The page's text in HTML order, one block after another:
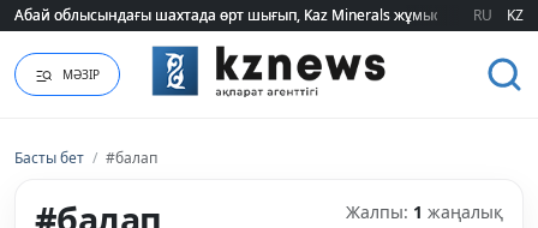
Абай облысындағы шахтада өрт шығып, Kaz Minerals жұмысшылары
Абай облысындағы шахтада өрт шығып, Kaz Minerals жұмысшылары
RU KZ
МӘЗІР
Басты бет / #балап
Жалпы: 1 жаңалық